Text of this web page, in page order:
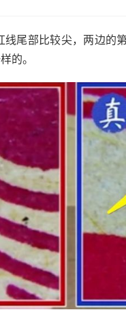
尾部比较尖，两边的
的。